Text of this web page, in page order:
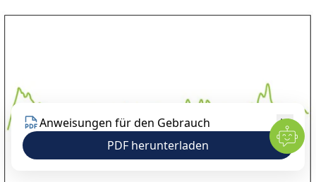
Anweisungen für den Gebrauch
PDF herunterladen